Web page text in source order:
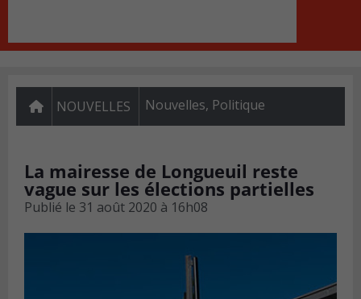
NOUVELLES Nouvelles, Politique
La mairesse de Longueuil reste
vague sur les élections partielles
Publié le 31 août 2020 à 16h08